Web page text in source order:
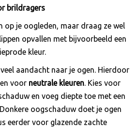
brildragers
op je oogleden, maar draag ze wel
opvallen met bijvoorbeeld een
kleur.
aandacht naar je ogen. Hierdoor
voor neutrale kleuren. Kies voor
en voeg diepte toe met een
oogschaduw doet je ogen
eerder voor glazende zachte